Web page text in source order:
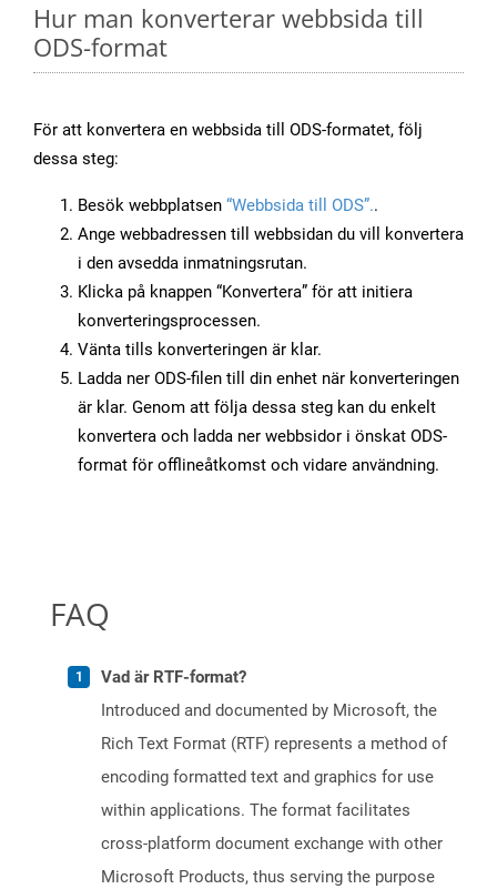
Hur man konverterar webbsida till
ODS-format
För att konvertera en webbsida till ODS-formatet, följ
dessa steg:
Besök webbplatsen “Webbsida till ODS”..
Ange webbadressen till webbsidan du vill konvertera
i den avsedda inmatningsrutan.
Klicka på knappen “Konvertera” för att initiera
konverteringsprocessen.
Vänta tills konverteringen är klar.
Ladda ner ODS-filen till din enhet när konverteringen
är klar. Genom att följa dessa steg kan du enkelt
konvertera och ladda ner webbsidor i önskat ODS-
format för offlineåtkomst och vidare användning.
FAQ
Vad är RTF-format?
Introduced and documented by Microsoft, the
Rich Text Format (RTF) represents a method of
encoding formatted text and graphics for use
within applications. The format facilitates
cross-platform document exchange with other
Microsoft Products, thus serving the purpose